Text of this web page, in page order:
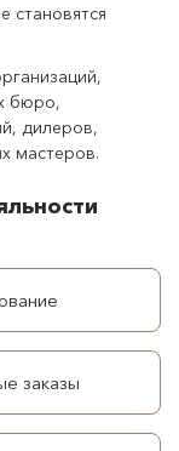
становятся
бюро,
дилеров,
мастеров.
заказы